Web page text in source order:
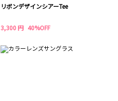
リボンデザインシアーTee
3,300 円 40%OFF